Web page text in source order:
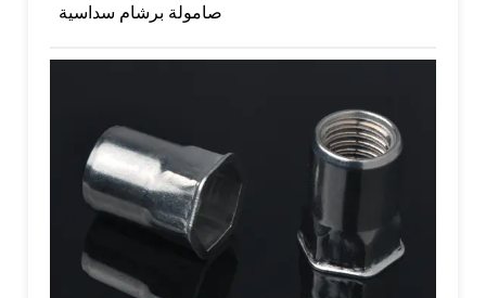
صامولة برشام سداسية